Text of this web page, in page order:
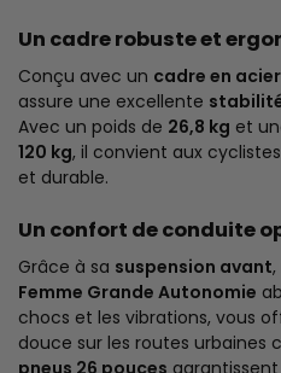
Un cadre robuste et
Conçu avec un cadre en
assure une excellente
Avec un poids de 26,8 kg et
120 kg, il convient aux
et durable.
Un confort de conduite
Grâce à sa suspension avant
Femme Grande Autonomie
chocs et les vibrations, vous
douce sur les routes urbaines
pneus 26 pouces